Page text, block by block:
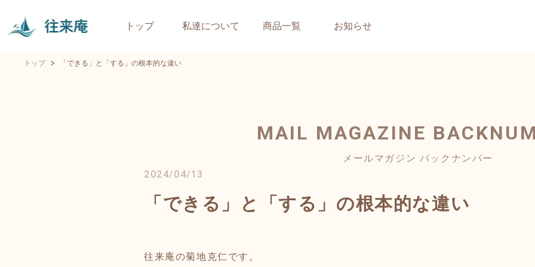
トップ 私達について 商品一覧 お知らせ
トップ 「できる」と「する」の根本的な違い
MAIL MAGAZINE
メールマガジン バックナンバー
2024/04/13
「できる」と「する」の根本的な違い
往来庵の菊地克仁です。